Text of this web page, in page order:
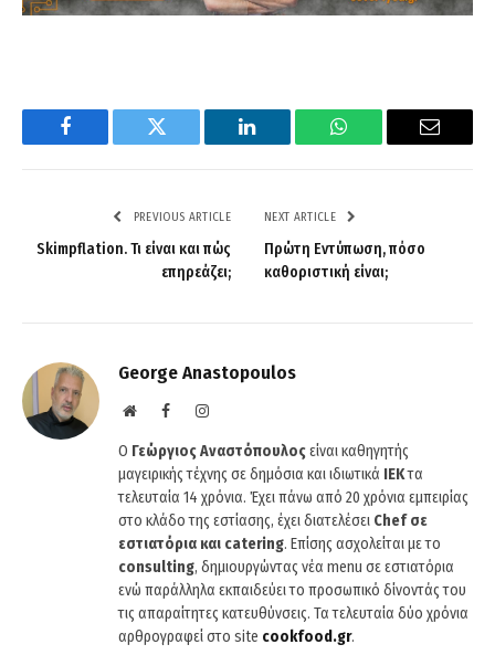
Facebook Twitter LinkedIn WhatsApp Email
PREVIOUS ARTICLE
Skimpflation. Τι είναι και πώς
επηρεάζει;
NEXT ARTICLE
Πρώτη Εντύπωση, πόσο
καθοριστική είναι;
George Anastopoulos
WebsiteFacebookInstagram
O Γεώργιος Αναστόπουλοςείναι καθηγητής
μαγειρικής τέχνης σε δημόσια και ιδιωτικά ΙΕΚτα
τελευταία 14 χρόνια. Έχει πάνω από 20 χρόνια εμπειρίας
στο κλάδο της εστίασης, έχει διατελέσει Chef σε
εστιατόρια και catering. Επίσης ασχολείται με το
consulting, δημιουργώντας νέα menu σε εστιατόρια
ενώ παράλληλα εκπαιδεύει το προσωπικό δίνοντάς του
τις απαραίτητες κατευθύνσεις. Τα τελευταία δύο χρόνια
αρθρογραφεί στο site cookfood.gr.